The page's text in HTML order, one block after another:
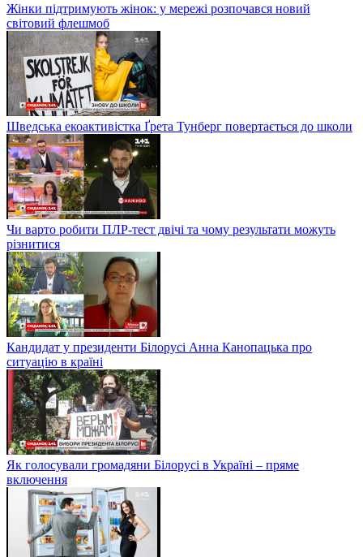
Жінки підтримують жінок: у мережі розпочався новий
світовий флешмоб
Шведська екоактивістка Ґрета Тунберг повертається до школи
Чи варто робити ПЛР-тест двічі та чому результати можуть
різнитися
Кандидат у президенти Білорусі Анна Канопацька про
ситуацію в країні
Як голосували громадяни Білорусі в Україні – пряме
включення